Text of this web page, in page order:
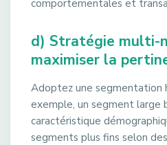
comportementales et
d) Stratégie multi-
maximiser la
Adoptez une segmentation
exemple, un segment large
caractéristique
segments plus fins selon